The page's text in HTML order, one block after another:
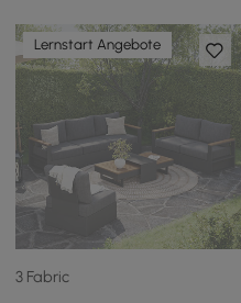
Lernstart Angebote
3 Fabric